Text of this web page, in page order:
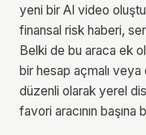
yeni bir AI video
finansal risk haberi,
Belki de bu araca ek
bir hesap açmalı veya
düzenli olarak yerel
favori aracının